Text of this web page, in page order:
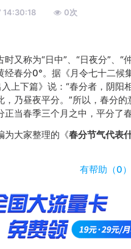
0次
又称为“日中”、“日夜分”、
春分0°。据《月令七十二候
上下篇》说：“春分者，阴阳
，乃昼夜平分。”所以，春分
当春季三个月之中，平分了春
为大家整理的《春分节气代表
有帮助（0）